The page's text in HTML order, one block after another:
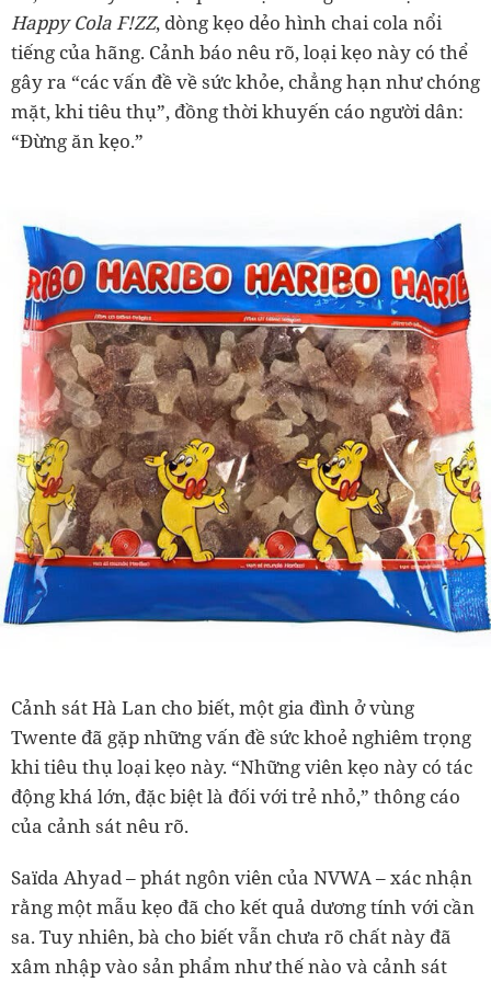
Happy Cola F!ZZ, dòng kẹo dẻo hình chai cola nổi
tiếng của hãng. Cảnh báo nêu rõ, loại kẹo này có thể
gây ra “các vấn đề về sức khỏe, chẳng hạn như chóng
mặt, khi tiêu thụ”, đồng thời khuyến cáo người dân:
“Đừng ăn kẹo.”
Cảnh sát Hà Lan cho biết, một gia đình ở vùng
Twente đã gặp những vấn đề sức khoẻ nghiêm trọng
khi tiêu thụ loại kẹo này. “Những viên kẹo này có tác
động khá lớn, đặc biệt là đối với trẻ nhỏ,” thông cáo
của cảnh sát nêu rõ.
Saïda Ahyad – phát ngôn viên của NVWA – xác nhận
rằng một mẫu kẹo đã cho kết quả dương tính với cần
sa. Tuy nhiên, bà cho biết vẫn chưa rõ chất này đã
xâm nhập vào sản phẩm như thế nào và cảnh sát